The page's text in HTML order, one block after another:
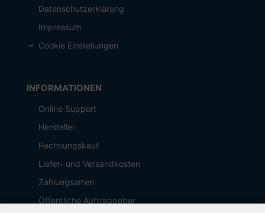
Datenschutzerklärung
Impressum
Cookie Einstellungen
INFORMATIONEN
Online Support
Hersteller
Rechnungskauf
Liefer- und Versandkosten
Zahlungsarten
Öffentliche Auftraggeber